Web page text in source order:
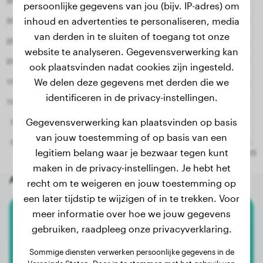
Andere willekeurige honden
Mechelaar
Yaro
persoonlijke gegevens van jou (bijv. IP-adres) om
inhoud en advertenties te personaliseren, media
van derden in te sluiten of toegang tot onze
website te analyseren. Gegevensverwerking kan
ook plaatsvinden nadat cookies zijn ingesteld.
We delen deze gegevens met derden die we
identificeren in de privacy-instellingen.
Gegevensverwerking kan plaatsvinden op basis
van jouw toestemming of op basis van een
legitiem belang waar je bezwaar tegen kunt
maken in de privacy-instellingen. Je hebt het
recht om te weigeren en jouw toestemming op
een later tijdstip te wijzigen of in te trekken. Voor
meer informatie over hoe we jouw gegevens
gebruiken, raadpleeg onze privacyverklaring.
Sommige diensten verwerken persoonlijke gegevens in de